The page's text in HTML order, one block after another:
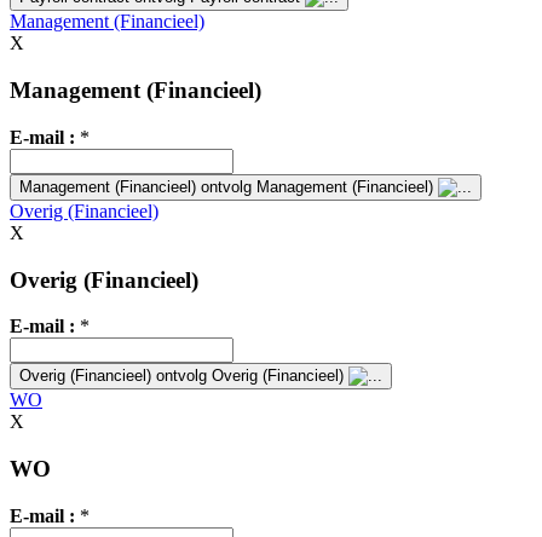
Management (Financieel)
X
Management (Financieel)
E-mail : *
Management (Financieel) ontvolg Management (Financieel)
Overig (Financieel)
X
Overig (Financieel)
E-mail : *
Overig (Financieel) ontvolg Overig (Financieel)
WO
X
WO
E-mail : *